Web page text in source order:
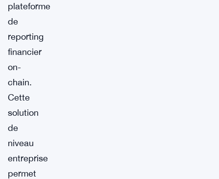
plateforme
de
reporting
financier
on-
chain.
Cette
solution
de
niveau
entreprise
permet